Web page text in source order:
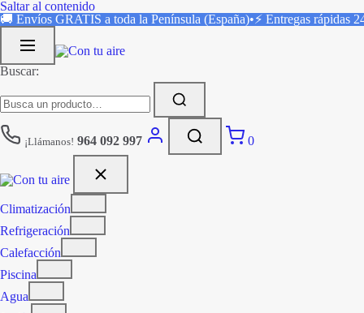
Saltar al contenido
🚚 Envíos GRATIS a toda la Península (España)•⚡ Entregas rápidas
Buscar:
¡Llámanos! 964 092 997 0
Climatización
Refrigeración
Calefacción
Piscina
Agua